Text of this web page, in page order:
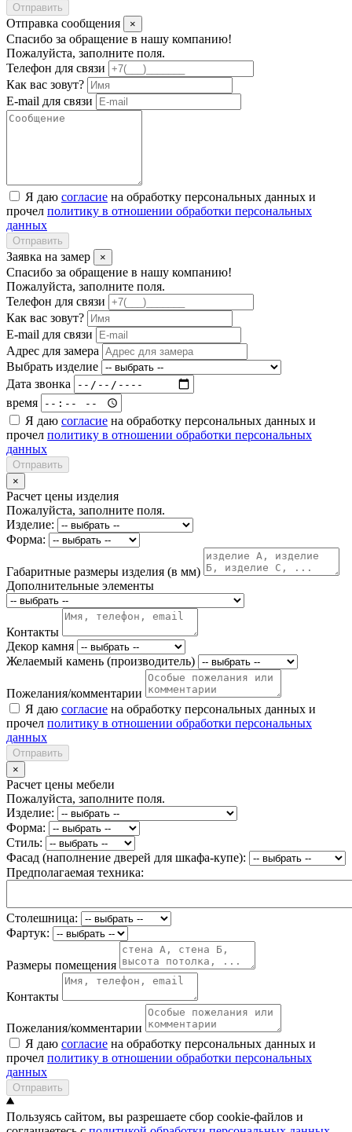
Отправить
Отправка сообщения ×
Спасибо за обращение в нашу компанию!
Пожалуйста, заполните поля.
Телефон для связи
Как вас зовут?
E-mail для связи
Я даю согласие на обработку персональных данных и
прочел политику в отношении обработки персональных
данных
Отправить
Заявка на замер ×
Спасибо за обращение в нашу компанию!
Пожалуйста, заполните поля.
Телефон для связи
Как вас зовут?
E-mail для связи
Адрес для замера
Выбрать изделие
Дата звонка
время
Я даю согласие на обработку персональных данных и
прочел политику в отношении обработки персональных
данных
Отправить
×
Расчет цены изделия
Пожалуйста, заполните поля.
Изделие:
Форма:
Габаритные размеры изделия (в мм)
Дополнительные элементы
Контакты
Декор камня
Желаемый камень (производитель)
Пожелания/комментарии
Я даю согласие на обработку персональных данных и
прочел политику в отношении обработки персональных
данных
Отправить
×
Расчет цены мебели
Пожалуйста, заполните поля.
Изделие:
Форма:
Стиль:
Фасад (наполнение дверей для шкафа-купе):
Предполагаемая техника:
Столешница:
Фартук:
Размеры помещения
Контакты
Пожелания/комментарии
Я даю согласие на обработку персональных данных и
прочел политику в отношении обработки персональных
данных
Отправить
Пользуясь сайтом, вы разрешаете сбор cookie-файлов и